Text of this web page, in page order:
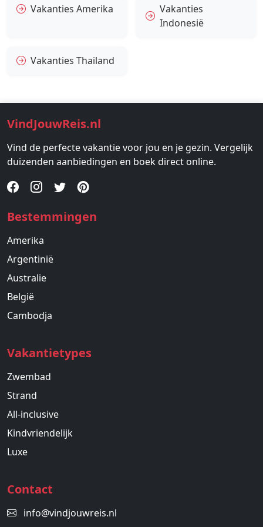
Vakanties Amerika
Vakanties
Indonesië
Vakanties Thailand
VindJouwReis.nl
Vind de perfecte vakantie voor jou en je gezin. Vergelijk
duizenden aanbiedingen en boek direct online.
Bestemmingen
Amerika
Argentinië
Australie
België
Cambodja
Vakantietypes
Zwembad
Strand
All-inclusive
Kindvriendelijk
Luxe
Contact
info@vindjouwreis.nl